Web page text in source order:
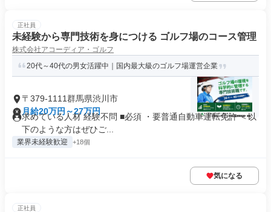
正社員
未経験から専門技術を身につける ゴルフ場のコース管理
株式会社アコーディア・ゴルフ
20代～40代の男女活躍中｜国内最大級のゴルフ場運営企業
〒379-1111群馬県渋川市
月給20万円～27万円
求めている人材 経験不問 ■必須 ・要普通自動車運転免許 ＜以
下のような方はぜひご...
業界未経験歓迎 +18個
気になる
正社員